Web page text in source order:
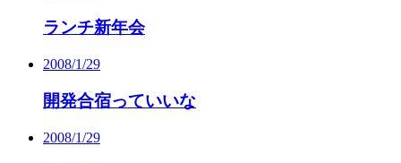
ランチ新年会
2008/1/29
開発合宿っていいな
2008/1/29